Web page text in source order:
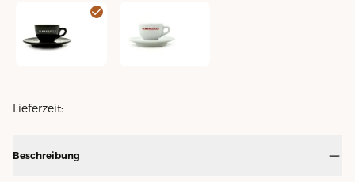
Lieferzeit:
Beschreibung